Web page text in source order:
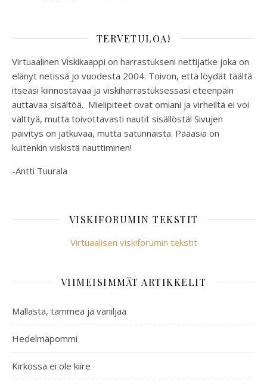
TERVETULOA!
Virtuaalinen Viskikaappi on harrastukseni nettijatke joka on
elänyt netissä jo vuodesta 2004. Toivon, että löydät täältä
itseäsi kiinnostavaa ja viskiharrastuksessasi eteenpäin
auttavaa sisältöä. Mielipiteet ovat omiani ja virheiltä ei voi
välttyä, mutta toivottavasti nautit sisällöstä! Sivujen
päivitys on jatkuvaa, mutta satunnaista. Pääasia on
kuitenkin viskistä nauttiminen!
-Antti Tuurala
VISKIFORUMIN TEKSTIT
Virtuaalisen viskiforumin tekstit
VIIMEISIMMÄT ARTIKKELIT
Mallasta, tammea ja vaniljaa
Hedelmäpommi
Kirkossa ei ole kiire